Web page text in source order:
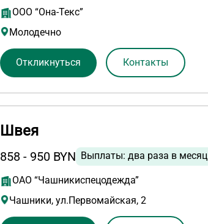
ООО “Она-Текс”
Молодечно
Откликнуться Контакты
Швея
858 - 950 BYN Выплаты: два раза в месяц
ОАО “Чашникиспецодежда”
Чашники, ул.Первомайская, 2